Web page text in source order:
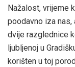
Nažalost, vrijeme
poodavno iza
dvije razglednice
ljubljenoj u
korišten u toj